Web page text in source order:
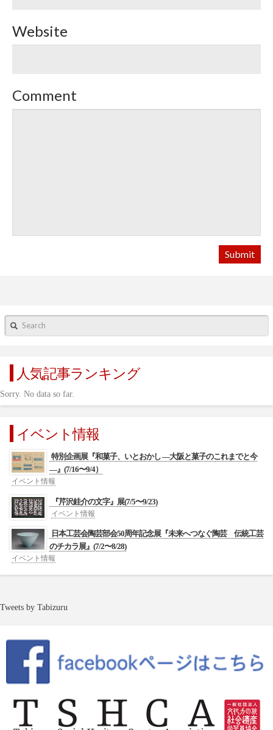
Website
Comment
Search
人気記事ランキング
Sorry. No data so far.
イベント情報
特別企画展『和菓子、いとおかし ―大阪と菓子のこれまでと今
―』(7/16〜9/4）
イベント情報
『芹沢銈介の文字』展(7/5〜9/23)
イベント情報
日本工芸会陶芸部会50周年記念展『未来へつなぐ陶芸 伝統工芸
のチカラ展』(7/2〜8/28)
イベント情報
Tweets by Tabizuru